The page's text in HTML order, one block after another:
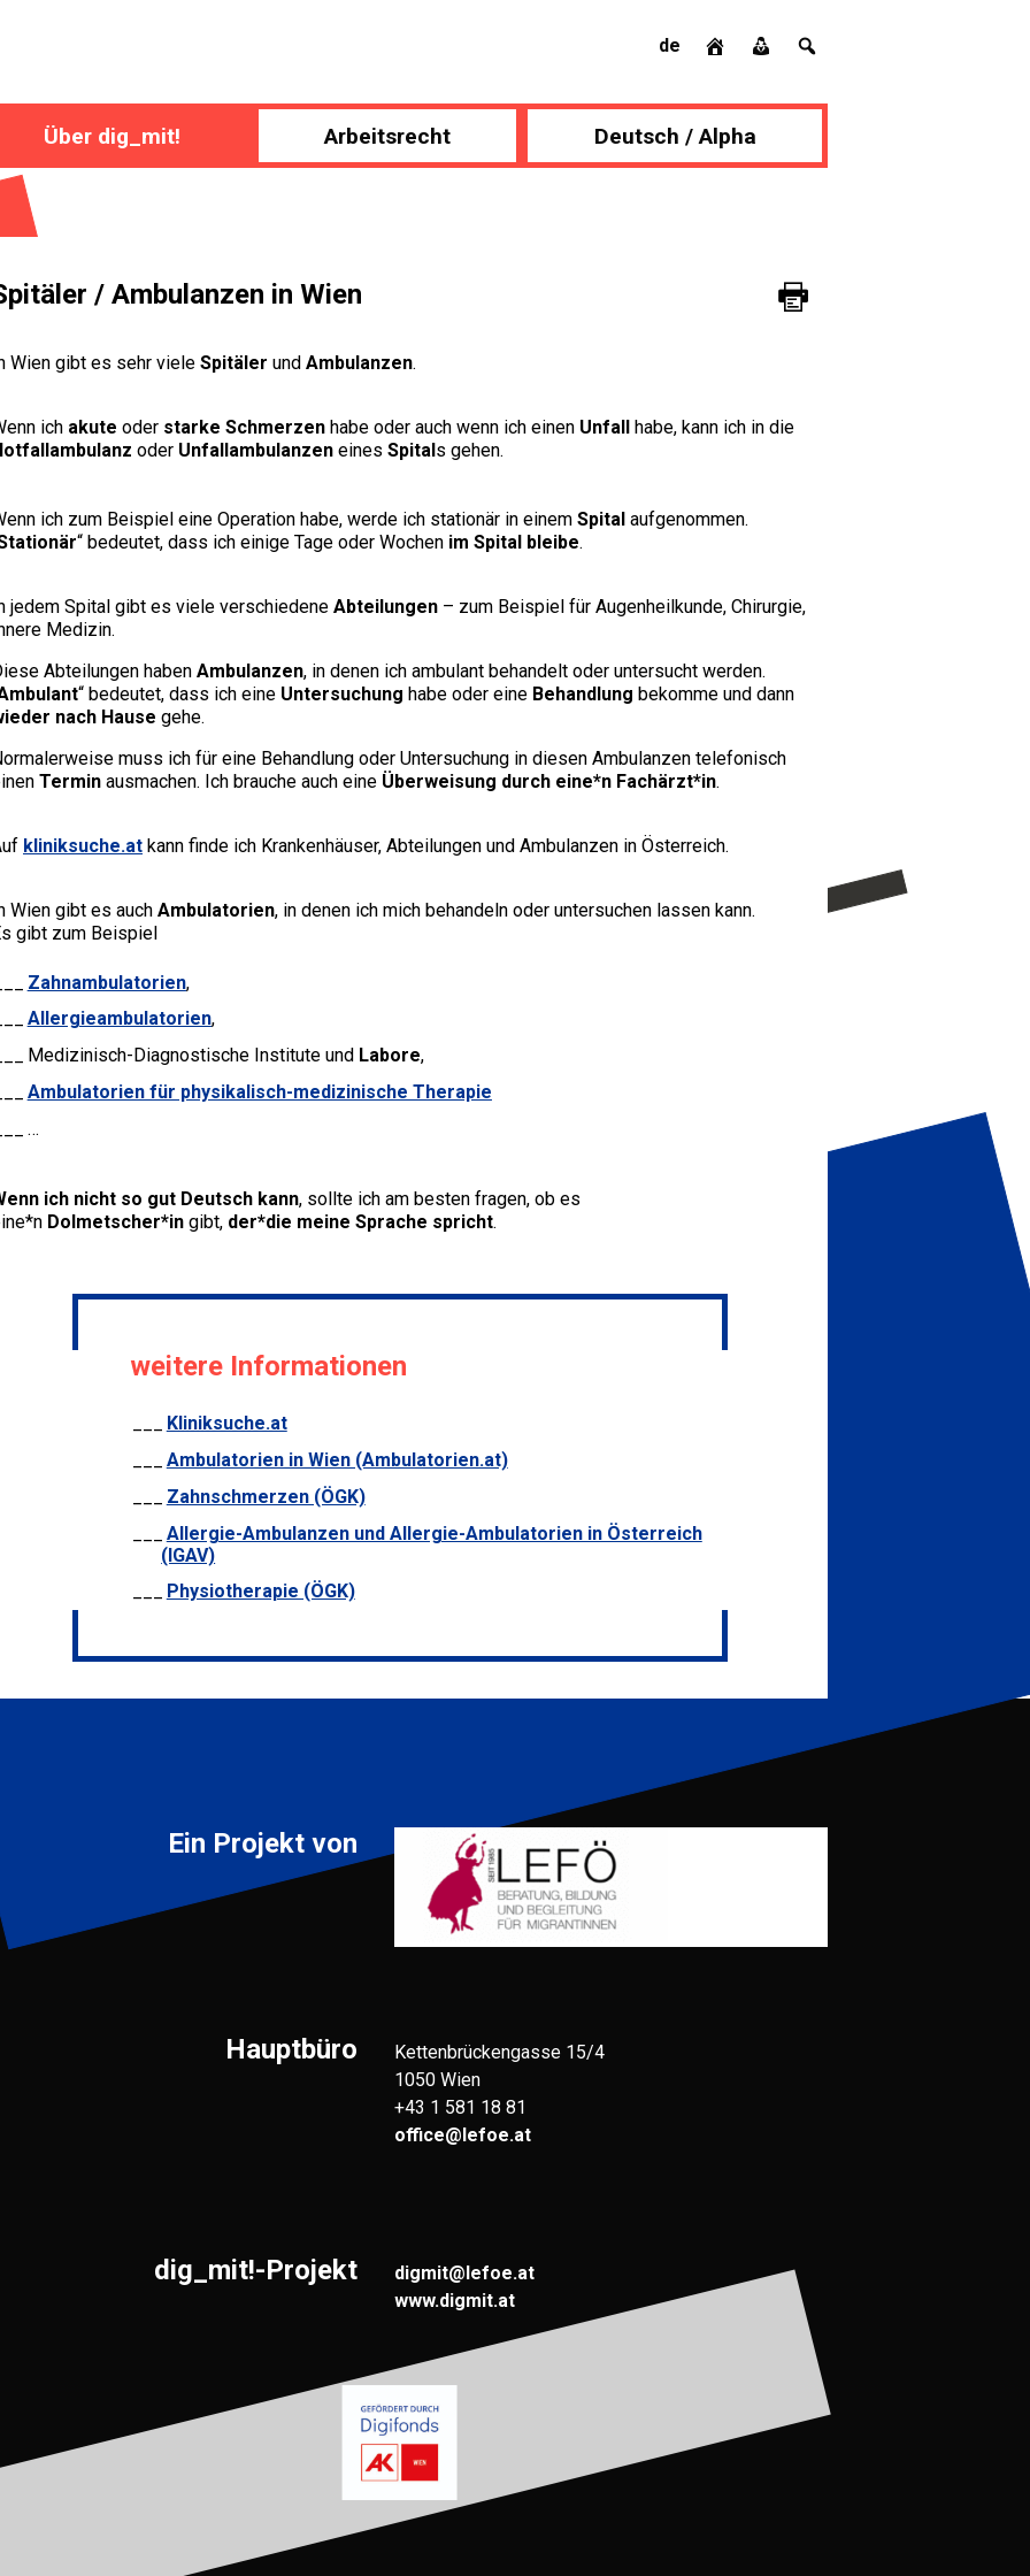
de
Über dig_mit! Arbeitsrecht Deutsch / Alpha
/ Ambulanzen in Wien
Wien gibt es sehr viele Spitäler und Ambulanzen.
ich akute oder starke Schmerzen habe oder auch wenn ich einen Unfall
habe, kann ich in die
oder Unfallambulanzen eines Spital s gehen.
ich zum Beispiel eine Operation habe, werde ich stationär in einem Spital aufgenommen.
“ bedeutet, dass ich einige Tage oder Wochen im Spital bleibe.
jedem Spital gibt es viele verschiedene Abteilungen – zum Beispiel für Augenheilkunde, Chirurgie,
Medizin.
Abteilungen haben Ambulanzen, in denen ich ambulant behandelt oder untersucht werden.
“ bedeutet, dass ich eine Untersuchung habe oder eine Behandlung bekomme und dann
nach Hause gehe.
muss ich für eine Behandlung oder Untersuchung in diesen Ambulanzen telefonisch
Termin ausmachen. Ich brauche auch eine Überweisung durch eine*n Fachärzt*in.
kliniksuche.at kann finde ich Krankenhäuser, Abteilungen und Ambulanzen in Österreich.
Wien gibt es auch Ambulatorien, in denen ich mich behandeln oder untersuchen lassen kann.
gibt zum Beispiel
Zahnambulatorien,
Allergieambulatorien,
Medizinisch-Diagnostische Institute und Labore,
Ambulatorien für physikalisch-medizinische Therapie
…
ich nicht so gut Deutsch kann, sollte ich am besten fragen, ob es
Dolmetscher*in gibt, der*die meine Sprache spricht.
weitere Informationen
Kliniksuche.at
Ambulatorien in Wien (Ambulatorien.at)
Zahnschmerzen (ÖGK)
Allergie-Ambulanzen und Allergie-Ambulatorien in Österreich
(IGAV)
Physiotherapie (ÖGK)
Ein Projekt von
Hauptbüro
Kettenbrückengasse 15/4
1050 Wien
+43 1 581 18 81
office@lefoe.at
dig_mit!-Projekt
digmit@lefoe.at
www.digmit.at